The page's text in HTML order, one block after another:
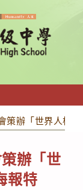
策辦「世界人權
辦「世
報特